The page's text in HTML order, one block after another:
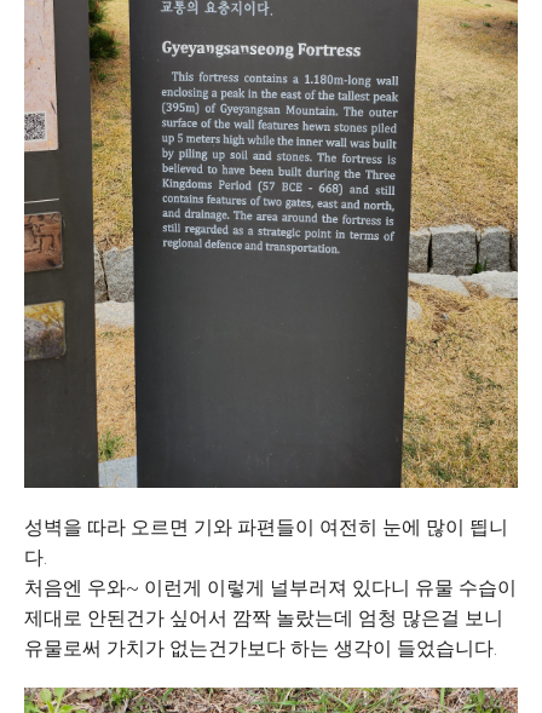
성벽을 따라 오르면 기와 파편들이 여전히 눈에 많이 띕니
다.
처음엔 우와~ 이런게 이렇게 널부러져 있다니 유물 수습이
제대로 안된건가 싶어서 깜짝 놀랐는데 엄청 많은걸 보니
유물로써 가치가 없는건가보다 하는 생각이 들었습니다.